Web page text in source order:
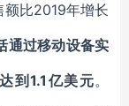
比2019年增长
通过移动设备实
到1.1亿美元。